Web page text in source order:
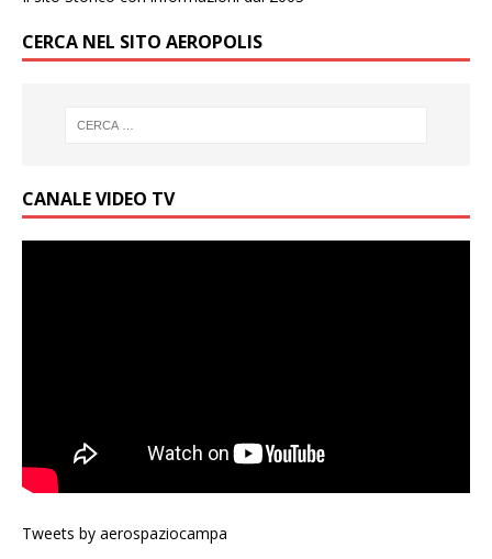
CERCA NEL SITO AEROPOLIS
CANALE VIDEO TV
Tweets by aerospaziocampa